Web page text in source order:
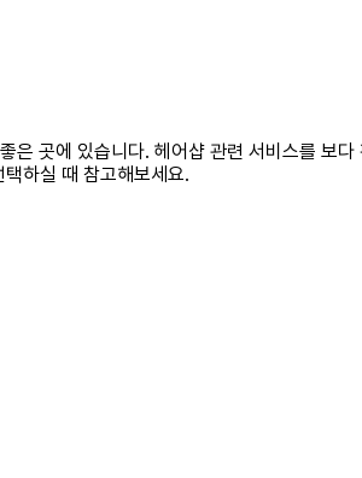
곳에 있습니다. 헤어샵 관련 서비스를 보
하실 때 참고해보세요.